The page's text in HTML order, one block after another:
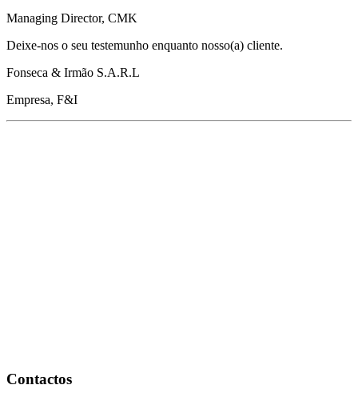
Managing Director, CMK
Deixe-nos o seu testemunho enquanto nosso(a) cliente.
Fonseca & Irmão S.A.R.L
Empresa, F&I
Contactos